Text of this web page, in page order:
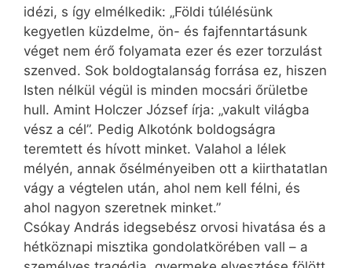
idézi, s így elmélkedik: „Földi túlélésünk
kegyetlen küzdelme, ön- és fajfenntartásunk
véget nem érő folyamata ezer és ezer torzulást
szenved. Sok boldogtalanság forrása ez, hiszen
Isten nélkül végül is minden mocsári őrületbe
hull. Amint Holczer József írja: „vakult világba
vész a cél”. Pedig Alkotónk boldogságra
teremtett és hívott minket. Valahol a lélek
mélyén, annak ősélményeiben ott a kiirthatatlan
vágy a végtelen után, ahol nem kell félni, és
ahol nagyon szeretnek minket.”
Csókay András idegsebész orvosi hivatása és a
hétköznapi misztika gondolatkörében vall – a